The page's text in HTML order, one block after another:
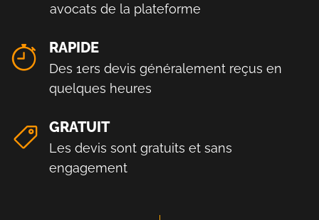
avocats de la plateforme
RAPIDE
Des 1ers devis généralement reçus en
quelques heures
GRATUIT
Les devis sont gratuits et sans
engagement